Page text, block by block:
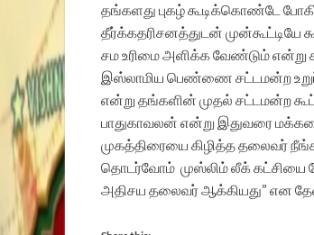
தங்களது புகழ் கூடிக்கொண்டே
தீர்க்கதரிசனத்துடன் முன்கூட்டியே
சம உரிமை அளிக்க வேண்டும் என்று
இஸ்லாமிய பெண்ணை சட்டமன்ற
என்று தங்களின் முதல் சட்டமன்ற
பாதுகாவலன் என்று இதுவரை
முகத்திரையை கிழித்த தலைவர்
தொடர்வோம் முஸ்லிம் லீக் கட்சியை
அதிசய தலைவர் ஆக்கியது” என